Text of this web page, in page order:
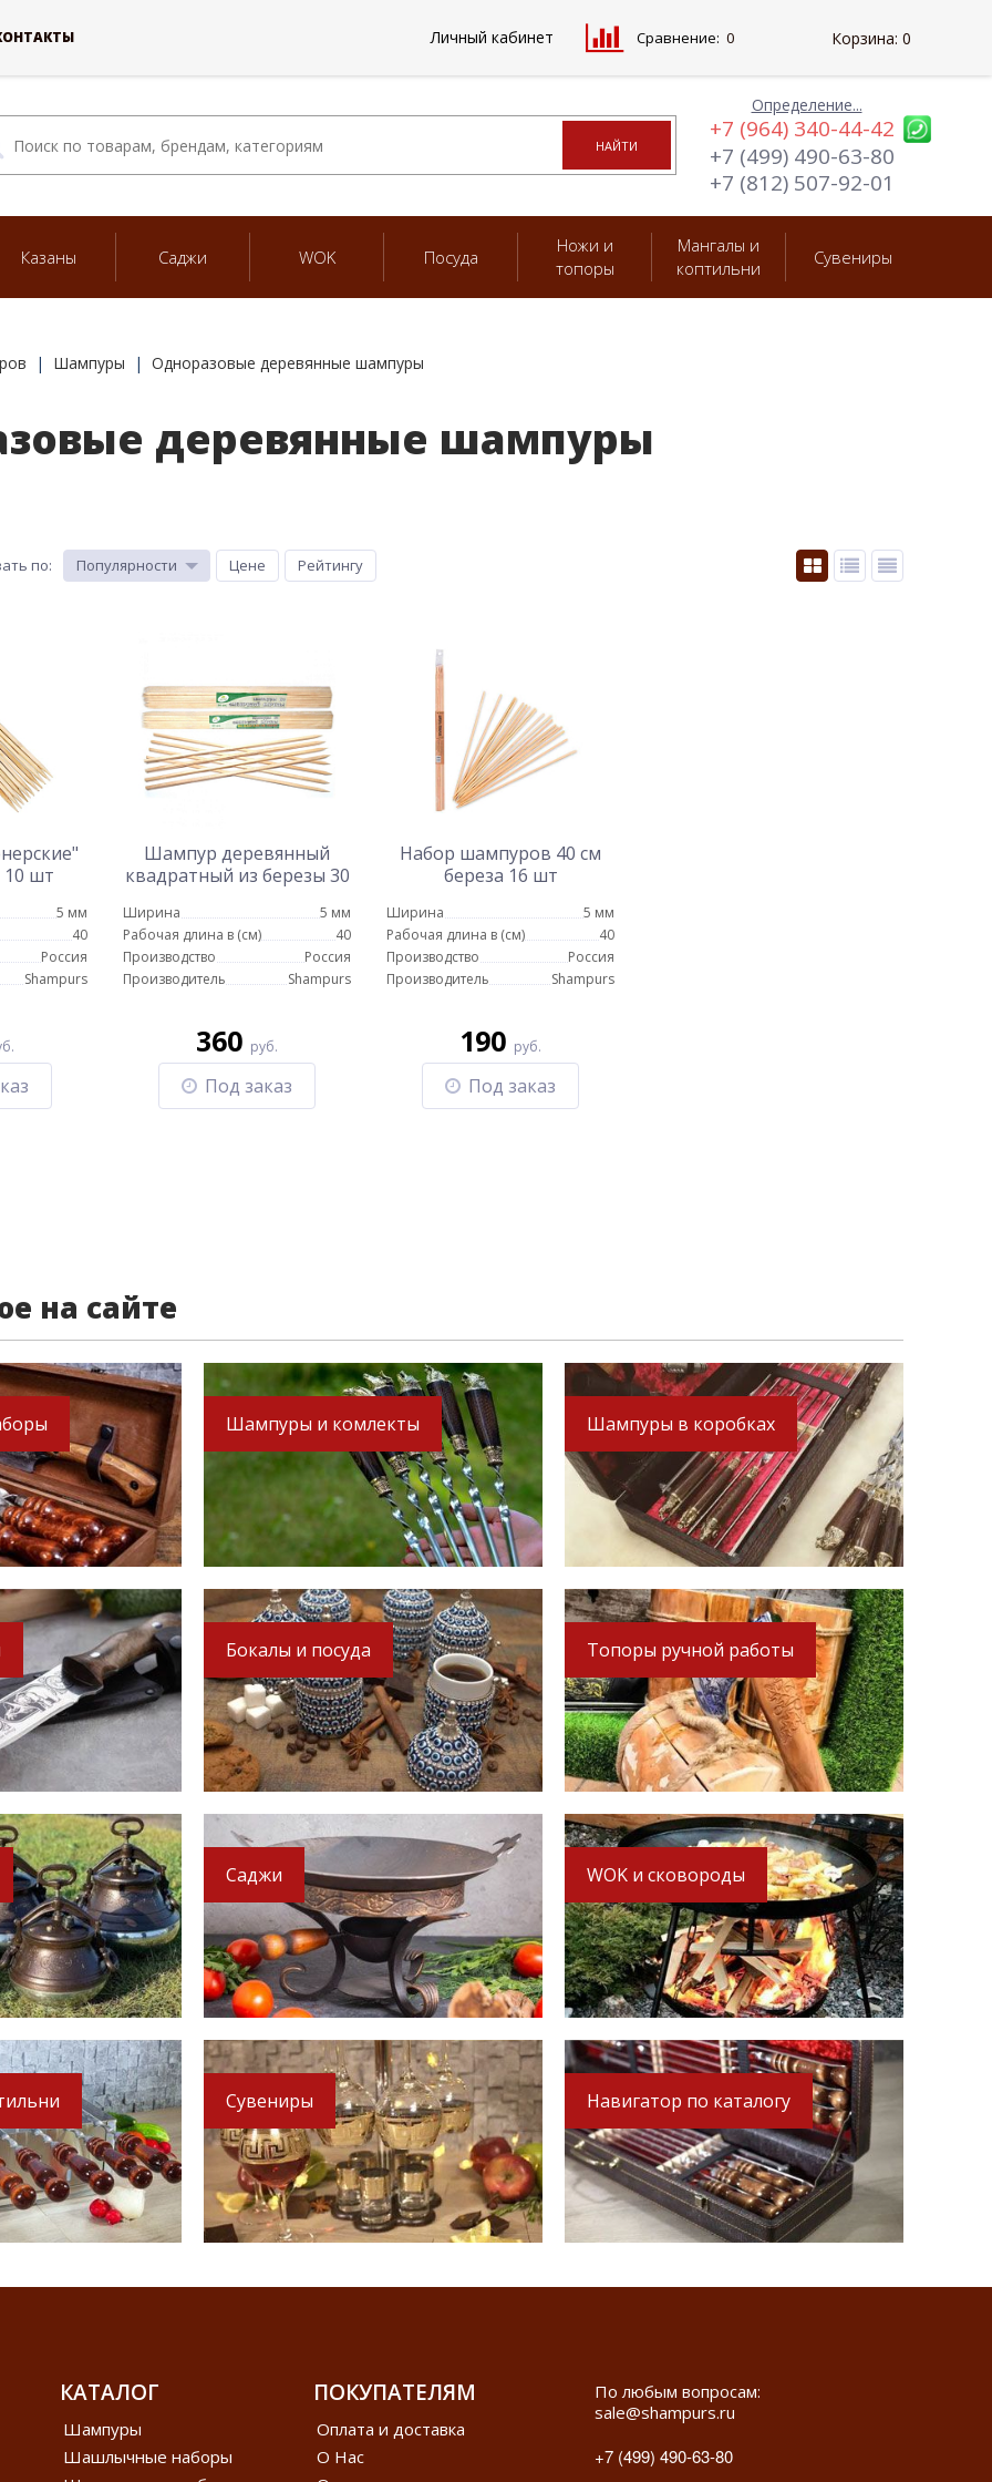
Определение...
+7 (964) 340-44-42
+7 (499) 490-63-80
+7 (812) 507-92-01
Казаны Саджи WOK Посуда
Ножи и
топоры
Мангалы и
коптильни
Сувениры
-17%
Нож Кизляр - Кизлярский
1 890
2 290 руб.
-16%
Обложка под планшет
5 110
6 110 руб.
Шампуры Одноразовые деревянные шампуры
деревянные шампуры
по: Популярности Цене Рейтингу
10 шт
5 мм
40
Россия
Shampurs
Шампур деревянный
квадратный из березы 30
Ширина
5 мм
Рабочая длина в (см)
40
Производство
Россия
Производитель
Shampurs
360 руб.
Под заказ
Набор шампуров 40 см
береза 16 шт
Ширина
5 мм
Рабочая длина в (см)
40
Производство
Россия
Производитель
Shampurs
190 руб.
Под заказ
на сайте
Шампуры и комлекты Шампуры в коробках
Бокалы и посуда Топоры ручной работы
Саджи WOK и сковороды
Сувениры Навигатор по каталогу
По любым вопросам:
sale@shampurs.ru
+7 (499) 490-63-80
КАТАЛОГ
Шампуры
Шашлычные наборы
ПОКУПАТЕЛЯМ
Оплата и доставка
О Нас
Личный кабинет Сравнение: 0 Корзина: 0